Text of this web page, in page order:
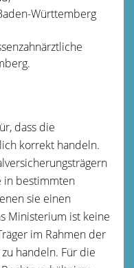
Württemberg
dass die
korrekt handeln.
in bestimmten
sie einen
Ministerium ist keine
im Rahmen der
handeln. Für die